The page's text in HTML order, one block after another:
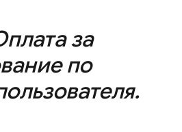
за
по
.